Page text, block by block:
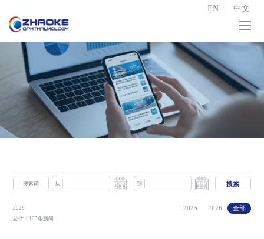
EN 中文
首页
关于我们 
研发与生产 
战略合作
新闻中心
联系我们
从 到 搜索
2026 2025 2026 全部
总计：103条新闻